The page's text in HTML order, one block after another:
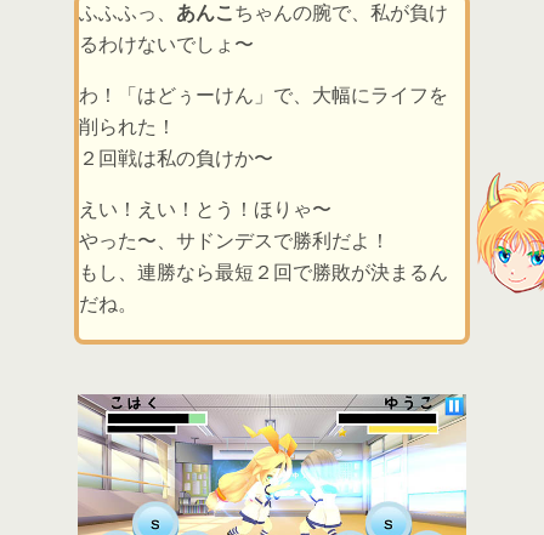
ふふふっ、 あんこ ちゃんの腕で、私が負け
るわけないでしょ〜
わ！「はどぅーけん」で、大幅にライフを
削られた！
２回戦は私の負けか〜
えい！えい！とう！ほりゃ〜
やった〜、サドンデスで勝利だよ！
もし、連勝なら最短２回で勝敗が決まるん
だね。